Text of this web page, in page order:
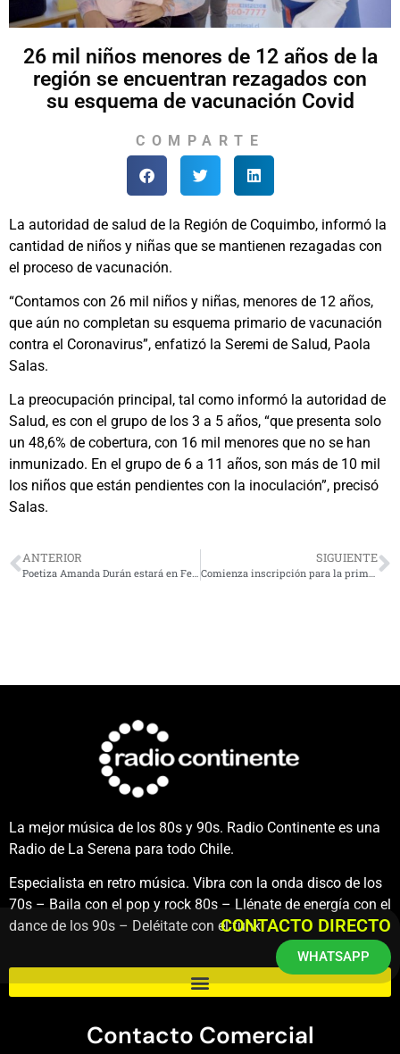
26 mil niños menores de 12 años de la
región se encuentran rezagados con
su esquema de vacunación Covid
COMPARTE
La autoridad de salud de la Región de Coquimbo, informó la
cantidad de niños y niñas que se mantienen rezagadas con
el proceso de vacunación.
“Contamos con 26 mil niños y niñas, menores de 12 años,
que aún no completan su esquema primario de vacunación
contra el Coronavirus”, enfatizó la Seremi de Salud, Paola
Salas.
La preocupación principal, tal como informó la autoridad de
Salud, es con el grupo de los 3 a 5 años, “que presenta solo
un 48,6% de cobertura, con 16 mil menores que no se han
inmunizado. En el grupo de 6 a 11 años, son más de 10 mil
los niños que están pendientes con la inoculación”, precisó
Salas.
ANTERIOR SIGUIENTE
La mejor música de los 80s y 90s. Radio Continente es una
Radio de La Serena para todo Chile.
Especialista en retro música. Vibra con la onda disco de los
70s – Baila con el pop y rock 80s – Llénate de energía con el
dance de los 90s – Deléitate con el funk.
Contacto Comercial
CONTACTO DIRECTO
WHATSAPP